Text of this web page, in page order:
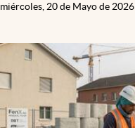
miércoles, 20 de Mayo de 2026